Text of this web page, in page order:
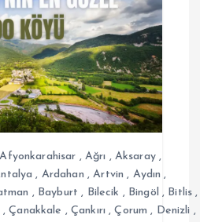
Afyonkarahisar , Ağrı , Aksaray,
, Ardahan ,Artvin , Aydın ,
, Bayburt , Bilecik , Bingöl , Bitlis ,
,Çanakkale , Çankırı ,Çorum , Denizli ,